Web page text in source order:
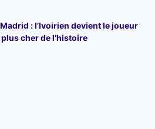
: l’Ivoirien devient le joueur
cher de l’histoire